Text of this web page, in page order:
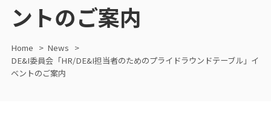
ントのご案内
Home
News
DE&I委員会「HR/DE&I担当者のためのプライドラウンドテーブル」イ
ベントのご案内